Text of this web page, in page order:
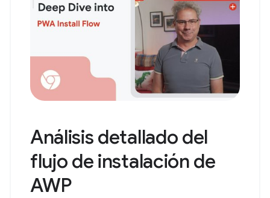
Análisis detallado del
flujo de instalación de
AWP